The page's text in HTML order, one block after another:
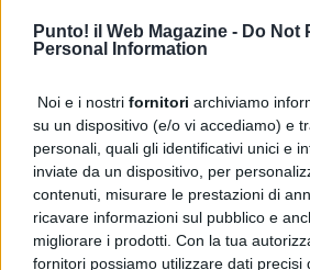
Punto! il Web Magazine - Do Not
Personal Information
Noi e i nostri fornitori archiviamo
su un dispositivo (e/o vi accediamo) e
personali, quali gli identificativi unici e
inviate da un dispositivo, per
contenuti, misurare le prestazioni di
ricavare informazioni sul pubblico e
migliorare i prodotti. Con la tua
fornitori possiamo utilizzare dati precisi
Provincia di Salerno
Salerno
Amalfi
Angri
Castellabate
News